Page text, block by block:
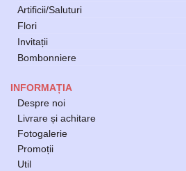
Artificii/Saluturi
Flori
Invitații
Bombonniere
INFORMAȚIA
Despre noi
Livrare și achitare
Fotogalerie
Promoții
Util